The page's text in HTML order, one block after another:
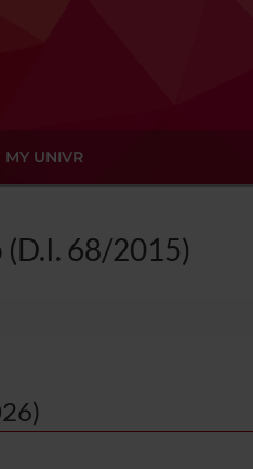
UNIVR
(D.I. 68/2015)